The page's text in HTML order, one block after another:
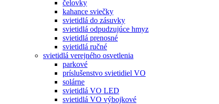
čelovky
kahance sviečky
svietidlá do zásuvky
svietidlá odpudzujúce hmyz
svietidlá prenosné
svietidlá ručné
svietidlá verejného osvetlenia
parkové
príslušenstvo svietidiel VO
solárne
svietidlá VO LED
svietidlá VO výbojkové